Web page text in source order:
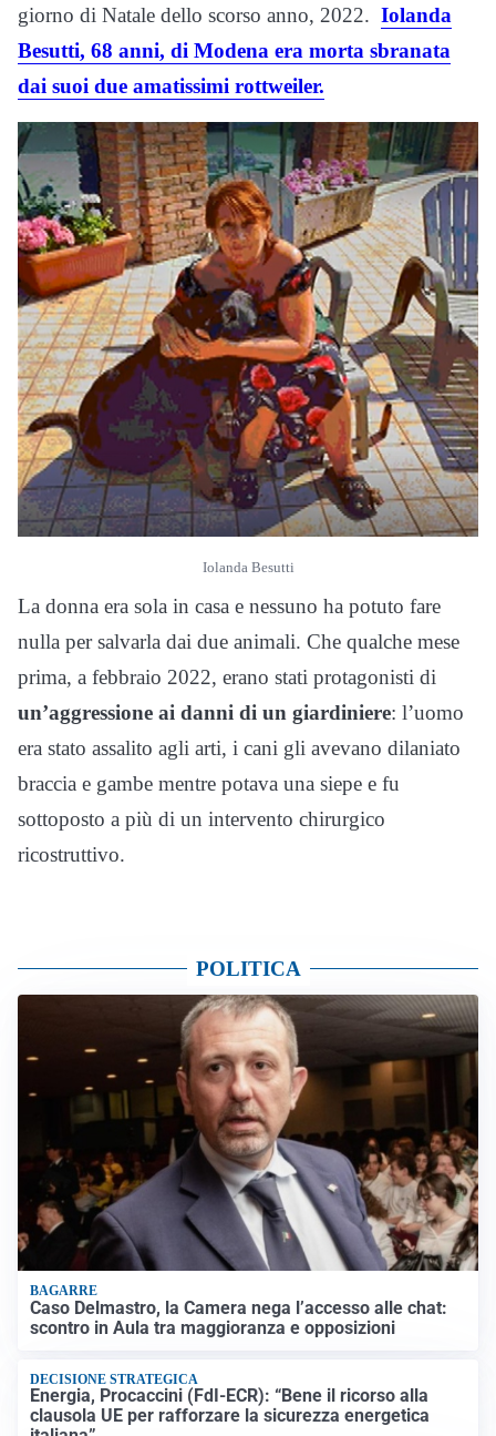
giorno di Natale dello scorso anno, 2022. Iolanda
Besutti, 68 anni, di Modena era morta sbranata
dai suoi due amatissimi rottweiler.
Iolanda Besutti
La donna era sola in casa e nessuno ha potuto fare
nulla per salvarla dai due animali. Che qualche mese
prima, a febbraio 2022, erano stati protagonisti di
un’aggressione ai danni di un giardiniere: l’uomo
era stato assalito agli arti, i cani gli avevano dilaniato
braccia e gambe mentre potava una siepe e fu
sottoposto a più di un intervento chirurgico
ricostruttivo.
POLITICA
BAGARRE
Caso Delmastro, la Camera nega l’accesso alle chat:
scontro in Aula tra maggioranza e opposizioni
DECISIONE STRATEGICA
Energia, Procaccini (FdI-ECR): “Bene il ricorso alla
clausola UE per rafforzare la sicurezza energetica